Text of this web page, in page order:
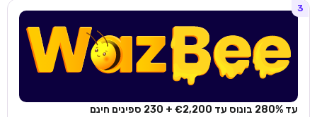
3
עד 280% בונוס עד €2,200 + 230 ספינים חינם